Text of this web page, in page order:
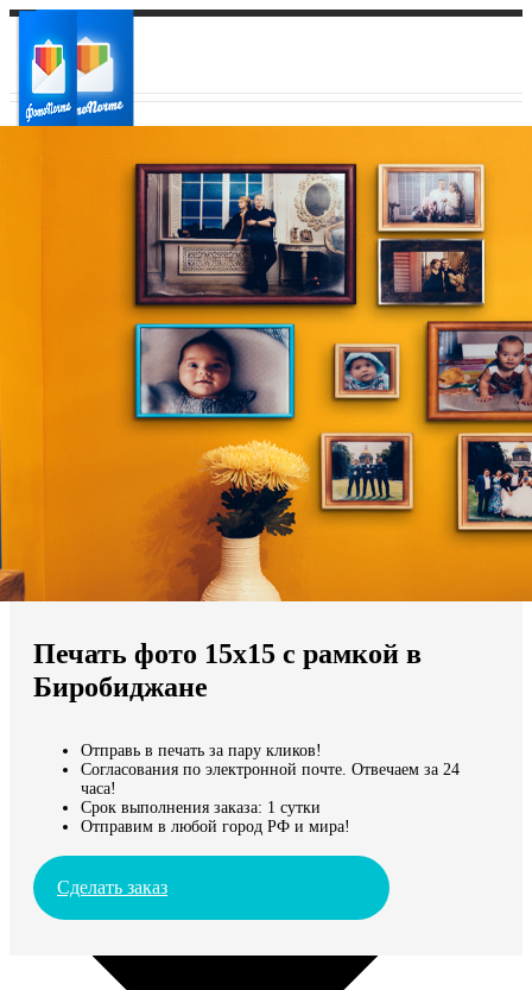
Ваш регион доставки
Выберите из списка:
Мы доставляем по всему миру
Продолжить без города
Печать фото 15х15 с рамкой в
Биробиджане
Отправь в печать за пару кликов!
Согласования по электронной почте. Отвечаем за 24
часа!
Срок выполнения заказа: 1 сутки
Отправим в любой город РФ и мира!
Сделать заказ